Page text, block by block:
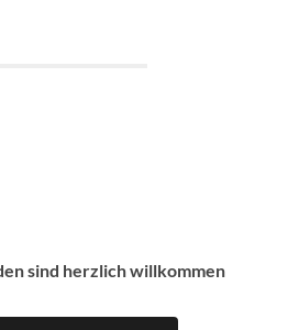
sind herzlich willkommen